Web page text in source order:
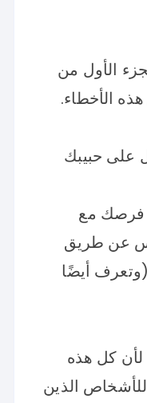
الأول من
الأخطاء.
على حبيبك
شد فرصك مع
عن طريق
(وتعرف أيضًا
لأن كل هذه
الذين